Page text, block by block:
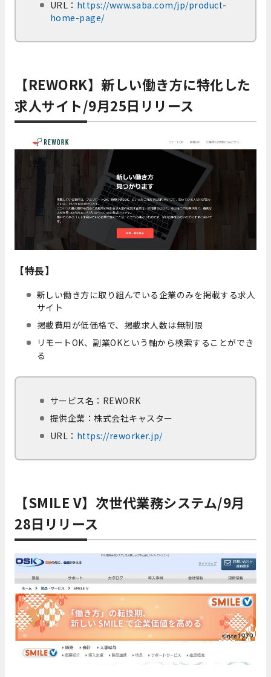
URL： https://www.saba.com/jp/product-
home-page/
【REWORK】新しい働き方に特化した
求人サイト/9月25日リリース
【特長】
新しい働き方に取り組んでいる企業のみを掲載する求人
サイト
掲載費用が低価格で、掲載求人数は無制限
リモートOK、副業OKという軸から検索することができ
る
サービス名：REWORK
提供企業：株式会社キャスター
URL： https://reworker.jp/
【SMILE V】次世代業務システム/9月
28日リリース